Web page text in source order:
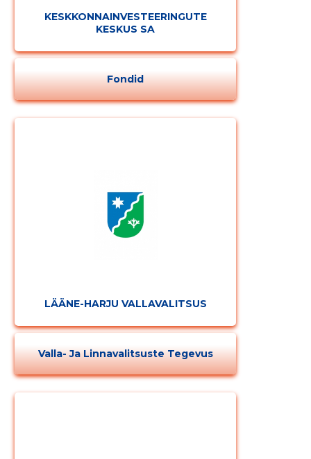
KESKKONNAINVESTEERINGUTE
KESKUS SA
Fondid
LÄÄNE-HARJU VALLAVALITSUS
Valla- Ja Linnavalitsuste Tegevus